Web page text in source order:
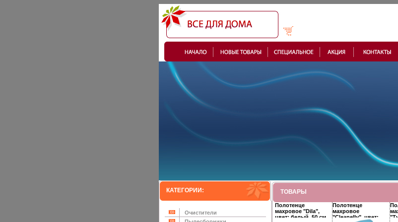
КАТЕГОРИИ:
Очистители
ТОВАРЫ
Полотенце
махровое "Dila",
цвет: белый, 50 см
Полотенце
махровое
"Cleanelly", цвет: